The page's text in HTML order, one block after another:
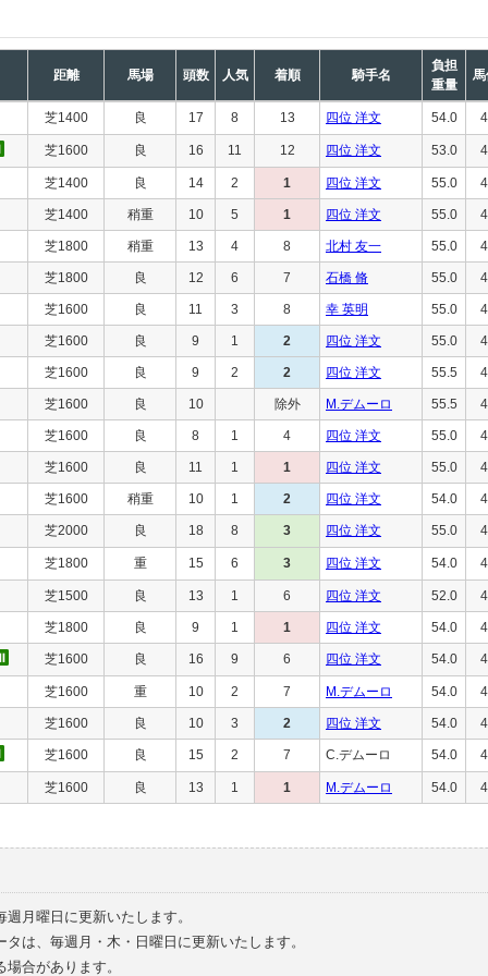
距離 馬場 頭数 人気 着順 騎手名
負担
重量
馬
芝1400 良 17 8 13 四位 洋文 54.0
芝1600 良 16 11 12 四位 洋文 53.0
芝1400 良 14 2 1 四位 洋文 55.0
芝1400 稍重 10 5 1 四位 洋文 55.0
芝1800 稍重 13 4 8 北村 友一 55.0
芝1800 良 12 6 7 石橋 脩 55.0
芝1600 良 11 3 8 幸 英明 55.0
芝1600 良 9 1 2 四位 洋文 55.0
芝1600 良 9 2 2 四位 洋文 55.5
芝1600 良 10 除外 M.デムーロ 55.5
芝1600 良 8 1 4 四位 洋文 55.0
芝1600 良 11 1 1 四位 洋文 55.0
芝1600 稍重 10 1 2 四位 洋文 54.0
芝2000 良 18 8 3 四位 洋文 55.0
芝1800 重 15 6 3 四位 洋文 54.0
芝1500 良 13 1 6 四位 洋文 52.0
芝1800 良 9 1 1 四位 洋文 54.0
芝1600 良 16 9 6 四位 洋文 54.0
芝1600 重 10 2 7 M.デムーロ 54.0
芝1600 良 10 3 2 四位 洋文 54.0
芝1600 良 15 2 7 C.デムーロ 54.0
芝1600 良 13 1 1 M.デムーロ 54.0
月曜日に更新いたします。
は、毎週月・木・日曜日に更新いたします。
合があります。